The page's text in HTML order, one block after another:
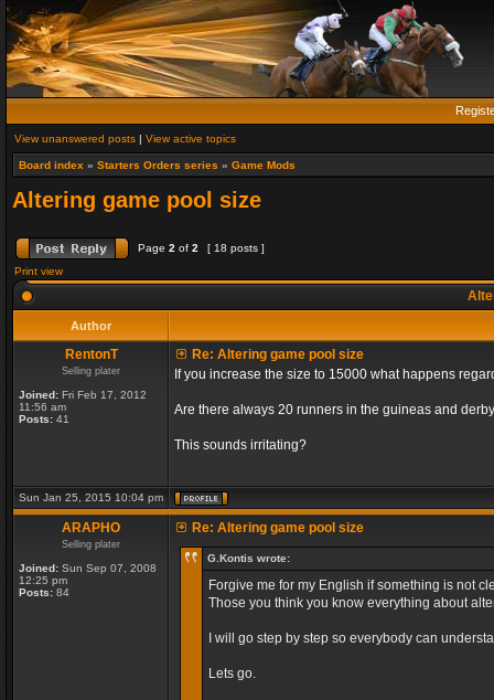
View unanswered posts | View active topics
Board index » Starters Orders series » Game Mods
Altering game pool size
Page 2 of 2
[ 18 posts ]
Print view
Author
RentonT
Selling plater
Joined: Fri Feb 17, 2012
11:56 am
Posts: 41
Re: Altering game pool size
If you increase the size to 15000 what happens
Are there always 20 runners in the guineas and
This sounds irritating?
Sun Jan 25, 2015 10:04 pm
ARAPHO
Selling plater
Joined: Sun Sep 07, 2008
12:25 pm
Posts: 84
Re: Altering game pool size
G.Kontis wrote:
Forgive me for my English if something is not
Those you think you know everything about
I will go step by step so everybody can
Lets go.